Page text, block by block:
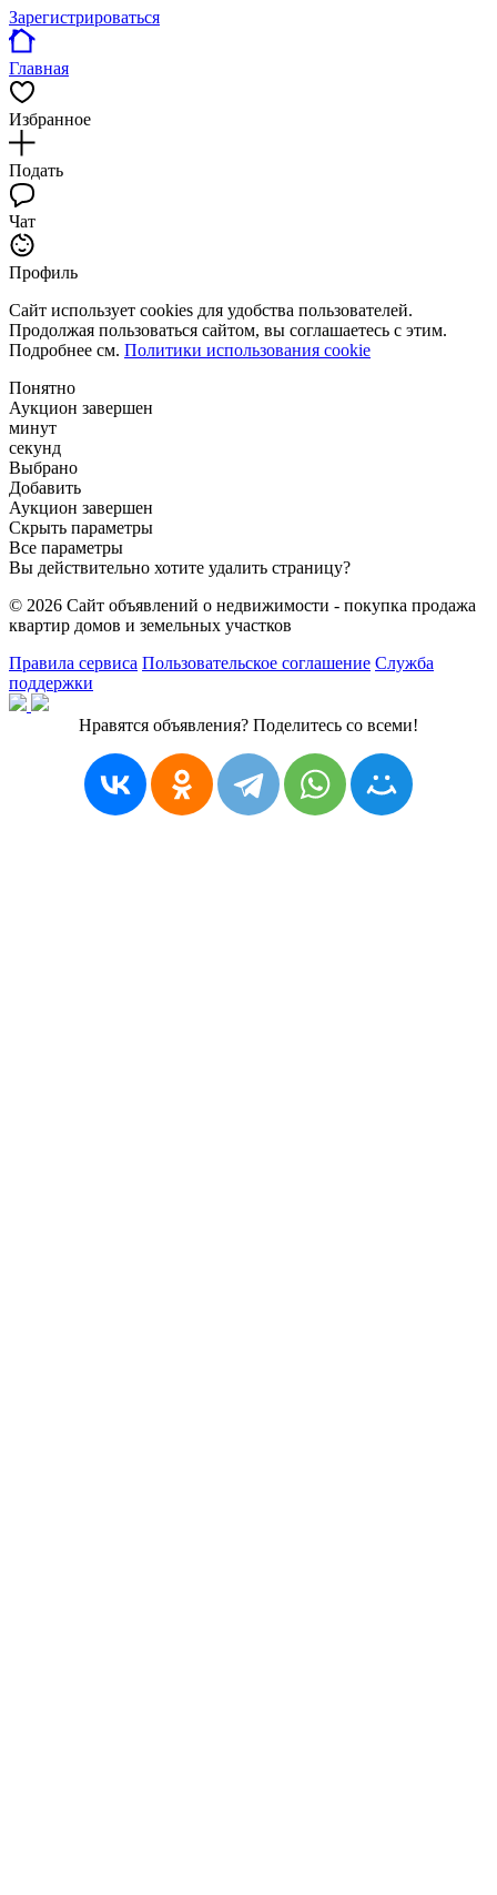
Зарегистрироваться
Главная
Избранное
Подать
Чат
Профиль
Сайт использует cookies для удобства пользователей.
Продолжая пользоваться сайтом, вы соглашаетесь с этим.
Подробнее см. Политики использования cookie
Понятно
Аукцион завершен
минут
секунд
Выбрано
Добавить
Аукцион завершен
Скрыть параметры
Все параметры
Вы действительно хотите удалить страницу?
© 2026 Сайт объявлений о недвижимости - покупка продажа
квартир домов и земельных участков
Правила сервиса Пользовательское соглашение Служба
поддержки
Нравятся объявления? Поделитесь со всеми!